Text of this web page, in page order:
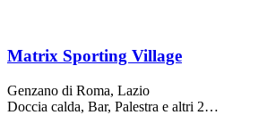
Matrix Sporting Village
Genzano di Roma, Lazio
Doccia calda, Bar, Palestra e altri 2…